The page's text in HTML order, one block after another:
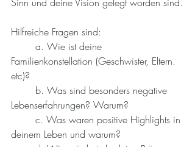
Hilfreiche Fragen sind:
Familienkonstellation (Geschwister, Eltern.
etc)?
Lebenserfahrungen? Warum?
deinem Leben und warum?